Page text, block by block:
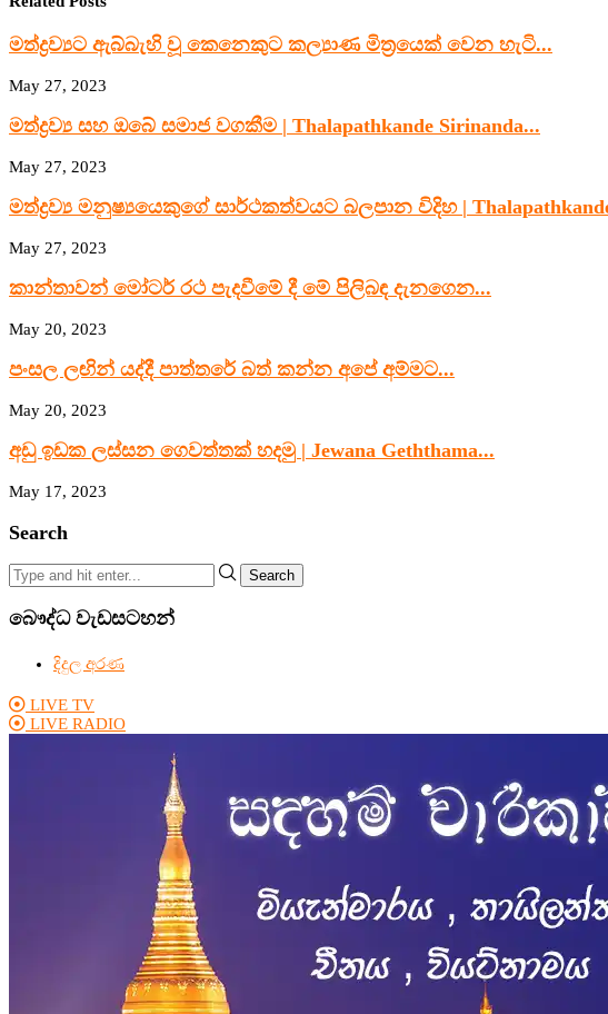
මත්ද්‍රව්‍යට ඇබ්බැහි වූ කෙනෙකුට කල්‍යාණ මිත්‍රයෙක් වෙන හැටි...
May 27, 2023
මත්ද්‍රව්‍ය සහ ඔබේ සමාජ වගකීම | Thalapathkande Sirinanda...
May 27, 2023
මත්ද්‍රව්‍ය මනුෂ්‍යයෙකුගේ සාර්ථකත්වයට බලපාන විදිහ | Thalapathkande
May 27, 2023
කාන්තාවන් මෝටර් රථ පැදවීමේ දී මේ පිලිබඳ දැනගෙන...
May 20, 2023
පංසල ලඟින් යද්දී පාත්තරේ බත් කන්න අපේ අම්මට...
May 20, 2023
අඩු ඉඩක ලස්සන ගෙවත්තක් හදමු | Jewana Geththama...
May 17, 2023
Search
Search
බෞද්ධ වැඩසටහන්
දිදුල අරණ
LIVE TV
LIVE RADIO